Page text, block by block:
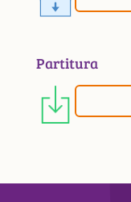
Partitura